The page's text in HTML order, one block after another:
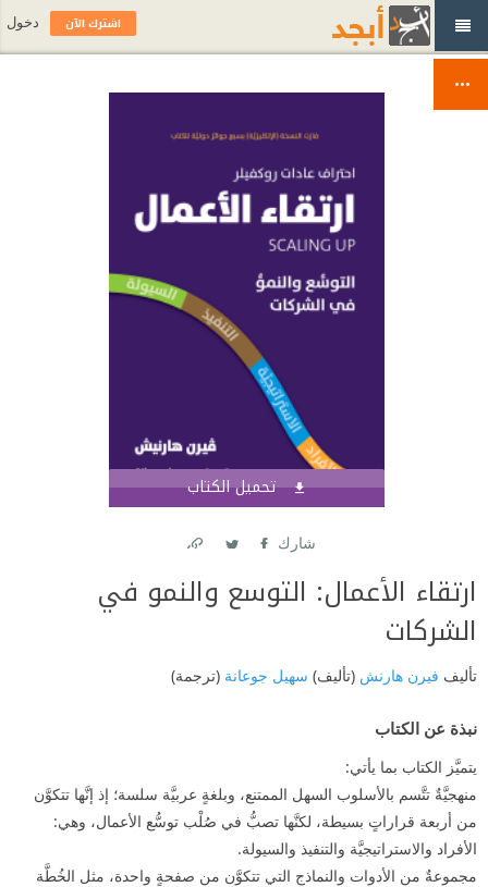
تحميل الكتاب
شارك
ارتقاء الأعمال: التوسع والنمو في
الشركات
تأليف فيرن هارنش (تأليف) سهيل جوعانة (ترجمة)
نبذة عن الكتاب
يتميَّز الكتاب بما يأتي:
منهجيَّةٌ تتَّسم بالأسلوب السهل الممتنع، وبلغةٍ عربيَّة سلسة؛ إذ إنَّها تتكوَّن
من أربعة قراراتٍ بسيطة، لكنَّها تصبُّ في صُلْب توسُّع الأعمال، وهي:
الأفراد والاستراتيجيَّة والتنفيذ والسيولة.
مجموعةٌ من الأدوات والنماذج التي تتكوَّن من صفحةٍ واحدة، مثل الخُطَّة
اشترك الآن دخول